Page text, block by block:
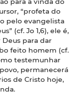
“profeta do
pelo evangelista
(cf. Jo 1,6), ele é,
para dar
feito homem (cf.
testemunhar
permanecerá
de Cristo hoje,